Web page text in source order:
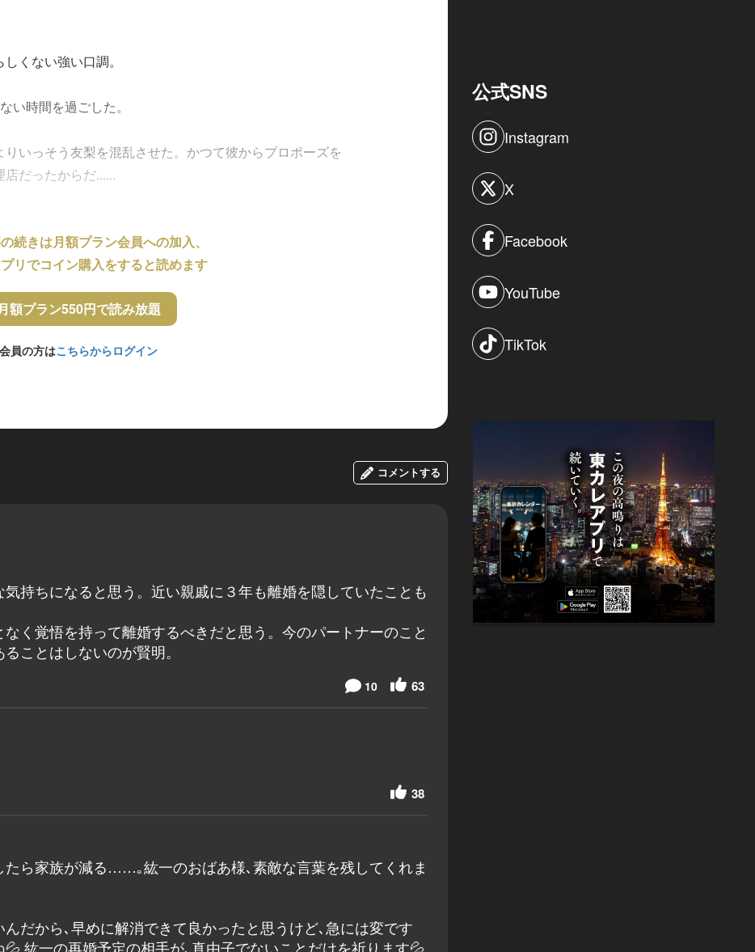
くない強い口調。
い時間を過ごした。
いっそう友梨を混乱させた。かつて彼からプロポーズを
だったからだ......
続きは月額プラン会員への加入、
リでコイン購入をすると読めます
額プラン550円で読み放題
会員の方はこちらからログイン
コメントする
持ちになると思う。近い親戚に３年も離婚を隠していたことも
く覚悟を持って離婚するべきだと思う。今のパートナーのこと
ことはしないのが賢明。
63
10
38
ら家族が減る……｡紘一のおばあ様､素敵な言葉を残してくれま
だから､早めに解消できて良かったと思うけど､急には変です
紘一の再婚予定の相手が､真由子でないことだけを祈ります💦
公式SNS
Instagram
X
Facebook
YouTube
TikTok